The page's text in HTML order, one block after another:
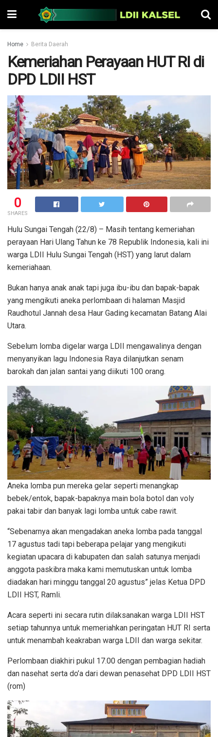
Home Berita Daerah
Kemeriahan Perayaan HUT RI di
DPD LDII HST
0
SHARES
Hulu Sungai Tengah (22/8) – Masih tentang kemeriahan
perayaan Hari Ulang Tahun ke 78 Republik Indonesia, kali ini
warga LDII Hulu Sungai Tengah (HST) yang larut dalam
kemeriahaan.
Bukan hanya anak anak tapi juga ibu-ibu dan bapak-bapak
yang mengikuti aneka perlombaan di halaman Masjid
Raudhotul Jannah desa Haur Gading kecamatan Batang Alai
Utara.
Sebelum lomba digelar warga LDII mengawalinya dengan
menyanyikan lagu Indonesia Raya dilanjutkan senam
barokah dan jalan santai yang diikuti 100 orang.
Aneka lomba pun mereka gelar seperti menangkap
bebek/entok, bapak-bapaknya main bola botol dan voly
pakai tabir dan banyak lagi lomba untuk cabe rawit.
“Sebenarnya akan mengadakan aneka lomba pada tanggal
17 agustus tadi tapi beberapa pelajar yang mengikuti
kegiatan upacara di kabupaten dan salah satunya menjadi
anggota paskibra maka kami memutuskan untuk lomba
diadakan hari minggu tanggal 20 agustus” jelas Ketua DPD
LDII HST, Ramli.
Acara seperti ini secara rutin dilaksanakan warga LDII HST
setiap tahunnya untuk memeriahkan peringatan HUT RI serta
untuk menambah keakraban warga LDII dan warga sekitar.
Perlombaan diakhiri pukul 17.00 dengan pembagian hadiah
dan nasehat serta do’a dari dewan penasehat DPD LDII HST
(rom)